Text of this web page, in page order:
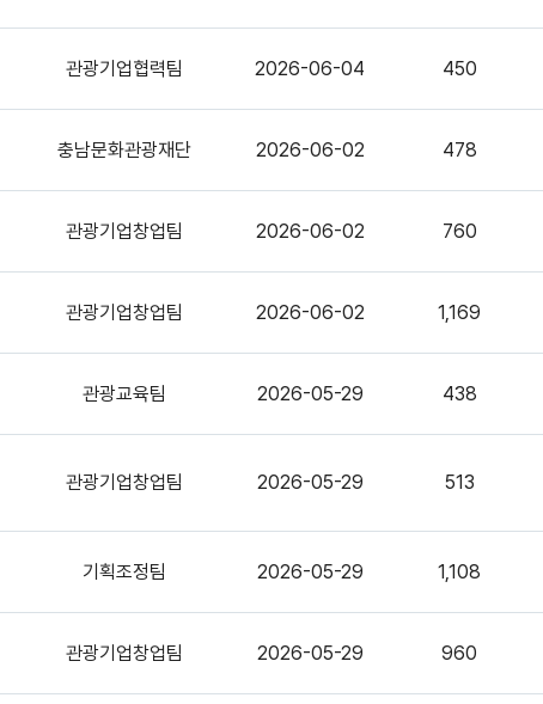
관광기업협력팀 2026-06-04 450
충남문화관광재단 2026-06-02 478
관광기업창업팀 2026-06-02 760
관광기업창업팀 2026-06-02 1,169
관광교육팀 2026-05-29 438
관광기업창업팀 2026-05-29 513
기획조정팀 2026-05-29 1,108
관광기업창업팀 2026-05-29 960